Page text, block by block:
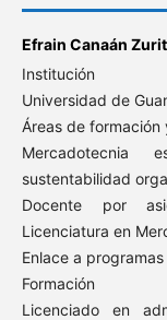
Efrain Canaán
Institución
Universidad de
Áreas de formación
Mercadotecnia
sustentabilidad
Docente por
Licenciatura en
Enlace a
Formación
Licenciado en